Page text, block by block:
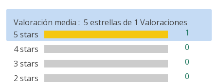
Valoración media :
5 stars
1
4 stars
0
3 stars
0
2 stars
0
5 estrellas de 1 Valoraciones